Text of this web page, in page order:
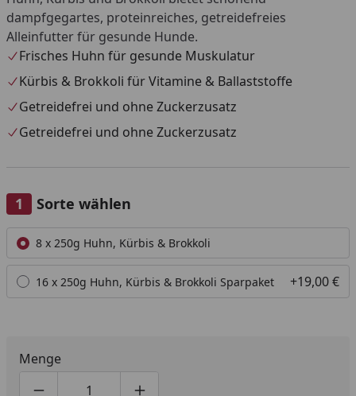
dampfgegartes, proteinreiches, getreidefreies
Alleinfutter für gesunde Hunde.
Frisches Huhn für gesunde Muskulatur
Kürbis & Brokkoli für Vitamine & Ballaststoffe
Getreidefrei und ohne Zuckerzusatz
Getreidefrei und ohne Zuckerzusatz
Sorte wählen
Alle anzeigen (2)
8 x 250g Huhn, Kürbis & Brokkoli
16 x 250g Huhn, Kürbis & Brokkoli Sparpaket +19,00 €
Menge